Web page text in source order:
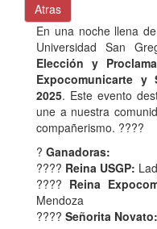
Atras
En una noche llena
Universidad San
Elección y
Expocomunicarte y
2025. Este evento
une a nuestra
compañerismo. ????
? Ganadoras:
???? Reina USGP:
???? Reina
Mendoza
???? Señorita Novato: